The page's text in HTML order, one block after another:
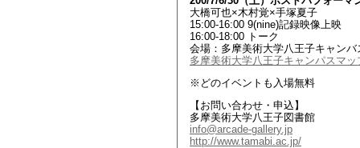
大橋可也×木村覚×手塚夏子
15:00-16:00 9(nine)記録映像上映
16:00-18:00 トーク
会場：多摩美術大学八王子キャン
多摩美術大学八王子キャンパスマッ
※どのイベントも入場無料
【お問い合わせ・申込】
多摩美術大学八王子図書館
info@arcade-gallery.jp
http://www.tamabi.ac.jp/